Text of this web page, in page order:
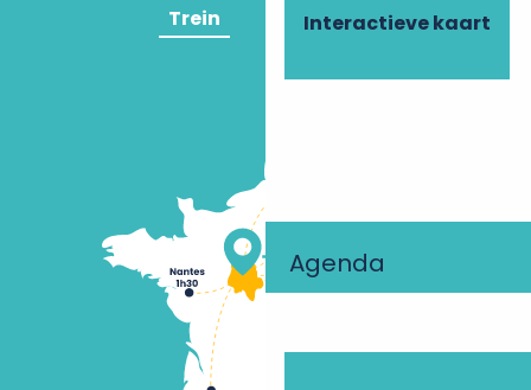
Interactieve kaart
Agenda
Trein Vliegtuig